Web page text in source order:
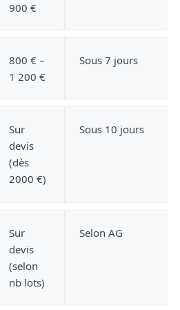
900 €
800 € –
1 200 €
Sous 7 jours
Sur
devis
(dès
2000 €)
Sous 10 jours
Sur
devis
(selon
nb lots)
Selon AG